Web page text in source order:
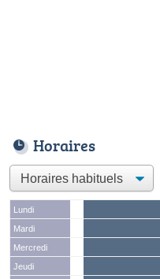
Horaires
Lundi
Mardi
Mercredi
Jeudi